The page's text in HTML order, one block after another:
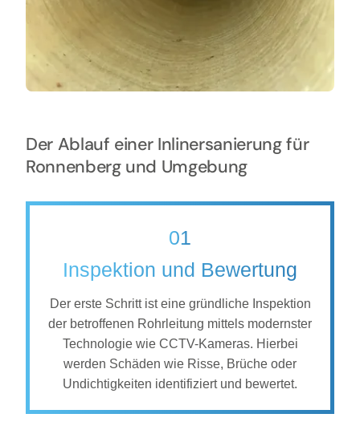
Der Ablauf einer Inlinersanierung für
Ronnenberg und Umgebung
01
Inspektion und Bewertung
Der erste Schritt ist eine gründliche Inspektion
der betroffenen Rohrleitung mittels modernster
Technologie wie CCTV-Kameras. Hierbei
werden Schäden wie Risse, Brüche oder
Undichtigkeiten identifiziert und bewertet.